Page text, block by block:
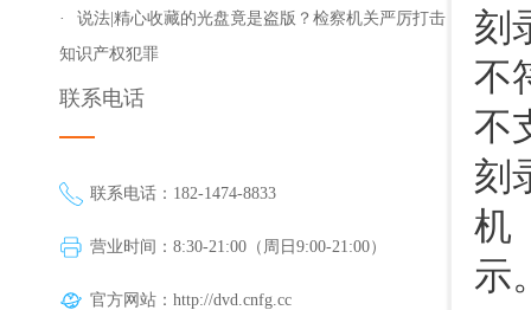
·
说法|精心收藏的光盘竟是盗版？检察机关严厉打击
知识产权犯罪
联系电话
联系电话：182-1474-8833
营业时间：8:30-21:00（周日9:00-21:00）
官方网站： http://dvd.cnfg.cc
刻
不
不
刻
机
示